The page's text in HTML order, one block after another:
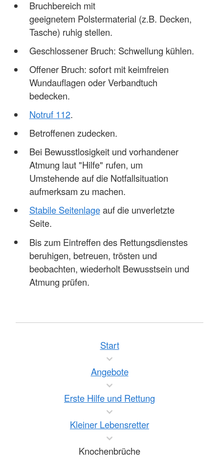
Bruchbereich mit
geeignetem Polstermaterial (z.B. Decken,
Tasche) ruhig stellen.
Geschlossener Bruch: Schwellung kühlen.
Offener Bruch: sofort mit keimfreien
Wundauflagen oder Verbandtuch
bedecken.
Notruf 112.
Betroffenen zudecken.
Bei Bewusstlosigkeit und vorhandener
Atmung laut "Hilfe" rufen, um
Umstehende auf die Notfallsituation
aufmerksam zu machen.
Stabile Seitenlageauf die unverletzte
Seite.
Bis zum Eintreffen des Rettungsdienstes
beruhigen, betreuen, trösten und
beobachten, wiederholt Bewusstsein und
Atmung prüfen.
Start
Angebote
Erste Hilfe und Rettung
Kleiner Lebensretter
Knochenbrüche